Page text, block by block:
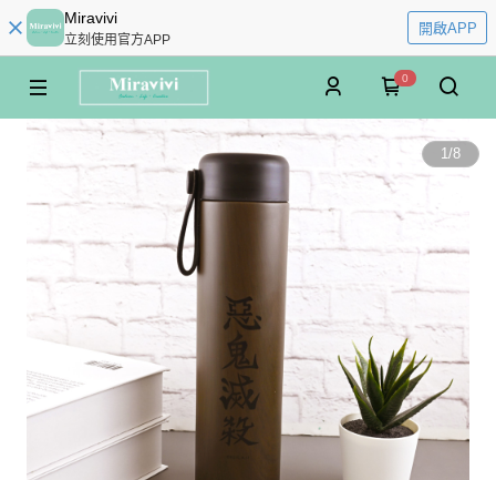
Miravivi
立刻使用官方APP
開啟APP
0
1/8